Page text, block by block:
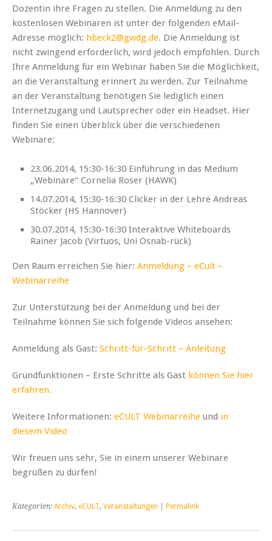
Dozentin ihre Fragen zu stellen. Die Anmeldung zu den
kostenlosen Webinaren ist unter der folgenden eMail-
Adresse möglich: hbeck2@gwdg.de. Die Anmeldung ist
nicht zwingend erforderlich, wird jedoch empfohlen. Durch
Ihre Anmeldung für ein Webinar haben Sie die Möglichkeit,
an die Veranstaltung erinnert zu werden. Zur Teilnahme
an der Veranstaltung benötigen Sie lediglich einen
Internetzugang und Lautsprecher oder ein Headset. Hier
finden Sie einen Überblick über die verschiedenen
Webinare:
23.06.2014, 15:30-16:30 Einführung in das Medium
„Webinare“ Cornelia Roser (HAWK)
14.07.2014, 15:30-16:30 Clicker in der Lehre Andreas
Stöcker (HS Hannover)
30.07.2014, 15:30-16:30 Interaktive Whiteboards
Rainer Jacob (Virtuos, Uni Osnab-rück)
Den Raum erreichen Sie hier: Anmeldung – eCult –
Webinarreihe
Zur Unterstützung bei der Anmeldung und bei der
Teilnahme können Sie sich folgende Videos ansehen:
Anmeldung als Gast: Schritt-für-Schritt – Anleitung
Grundfunktionen – Erste Schritte als Gast können Sie hier
erfahren.
Weitere Informationen: eCULT Webinarreihe und in
diesem Video
Wir freuen uns sehr, Sie in einem unserer Webinare
begrüßen zu dürfen!
Kategorien: Archiv, eCULT, Veranstaltungen Permalink